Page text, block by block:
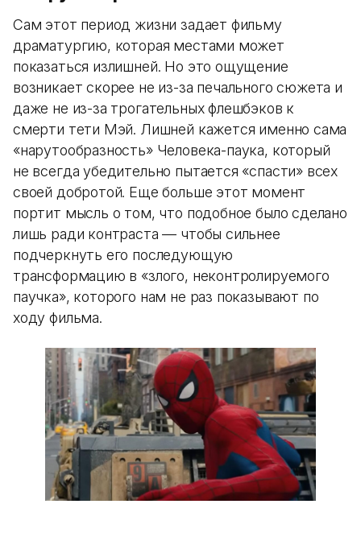
Сам этот период жизни задает фильму
драматургию, которая местами может
показаться излишней. Но это ощущение
возникает скорее не из-за печального сюжета и
даже не из-за трогательных флешбэков к
смерти тети Мэй. Лишней кажется именно сама
«нарутообразность» Человека-паука, который
не всегда убедительно пытается «спасти» всех
своей добротой. Еще больше этот момент
портит мысль о том, что подобное было сделано
лишь ради контраста — чтобы сильнее
подчеркнуть его последующую
трансформацию в «злого, неконтролируемого
паучка», которого нам не раз показывают по
ходу фильма.